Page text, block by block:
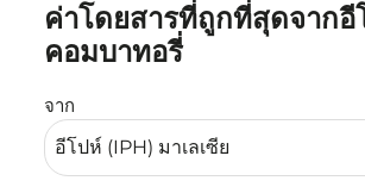
ค่าโดยสารที่ถูกที่สุดจากอี
คอมบาทอรี่
จาก
ลองอัปเดตเส้นทางของคุณ (ต้นทางแ